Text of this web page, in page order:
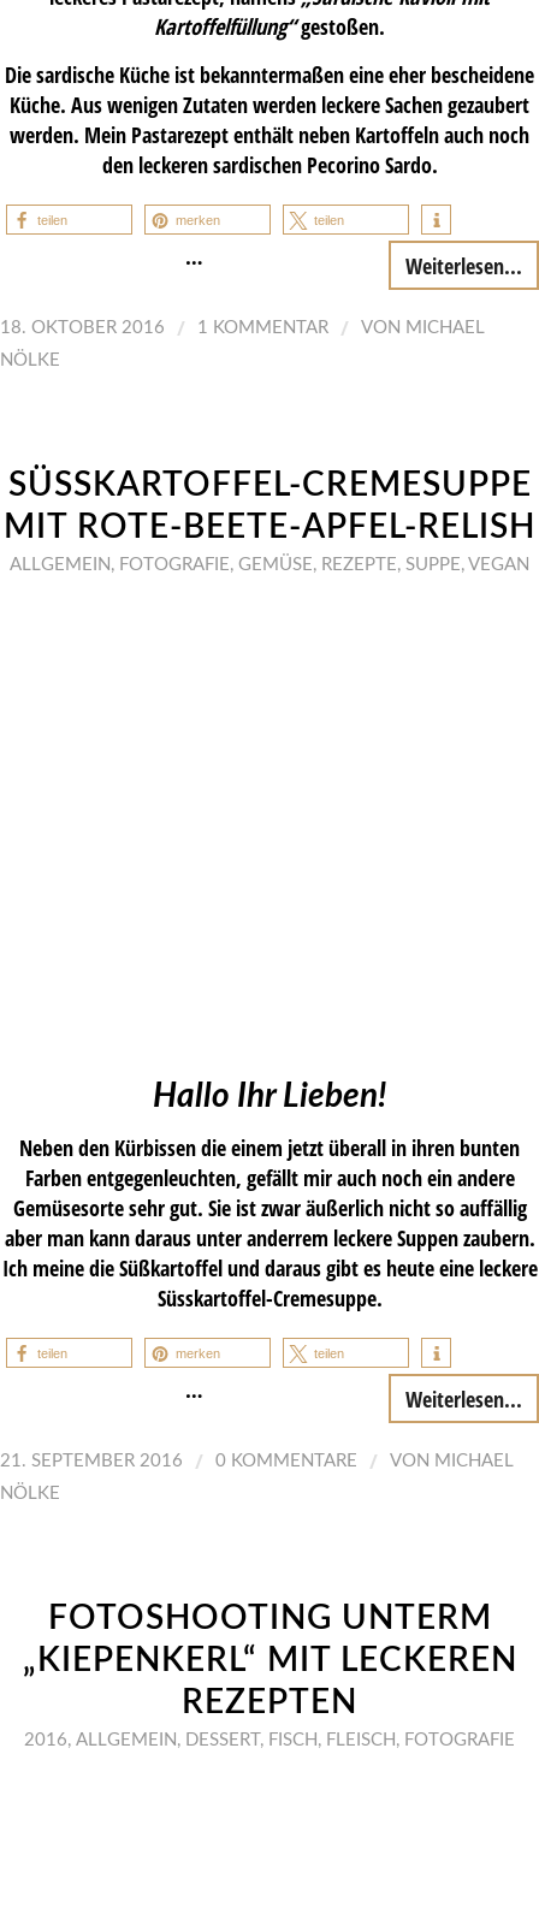
Kartoffelfüllung“gestoßen.
Die sardische Küche ist bekanntermaßen eine eher bescheidene
Küche. Aus wenigen Zutaten werden leckere Sachen gezaubert
werden. Mein Pastarezept enthält neben Kartoffeln auch noch
den leckeren sardischen Pecorino Sardo.
teilen merken teilen
… Weiterlesen...
18. OKTOBER 2016 / 1 KOMMENTAR / VON MICHAEL
NÖLKE
SÜSSKARTOFFEL-CREMESUPPE
MIT ROTE-BEETE-APFEL-RELISH
ALLGEMEIN , FOTOGRAFIE , GEMÜSE , REZEPTE , SUPPE , VEGAN
Hallo Ihr Lieben!
Neben den Kürbissen die einem jetzt überall in ihren bunten
Farben entgegenleuchten, gefällt mir auch noch ein andere
Gemüsesorte sehr gut. Sie ist zwar äußerlich nicht so auffällig
aber man kann daraus unter anderrem leckere Suppen zaubern.
Ich meine die Süßkartoffel und daraus gibt es heute eine leckere
Süsskartoffel-Cremesuppe.
teilen merken teilen
… Weiterlesen...
21. SEPTEMBER 2016 / 0 KOMMENTARE / VON MICHAEL
NÖLKE
FOTOSHOOTING UNTERM
„KIEPENKERL“ MIT LECKEREN
REZEPTEN
2016, ALLGEMEIN , DESSERT , FISCH , FLEISCH , FOTOGRAFIE